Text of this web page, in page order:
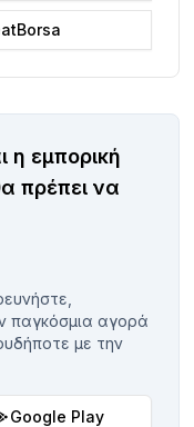
η εμπορική
πρέπει να
παγκόσμια αγορά
με την
Google Play